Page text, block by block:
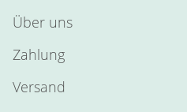
Über uns
Zahlung
Versand